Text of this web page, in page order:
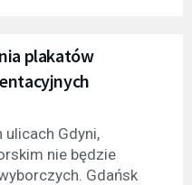
plakatów
ulicach Gdyni,
nie będzie
Gdańsk